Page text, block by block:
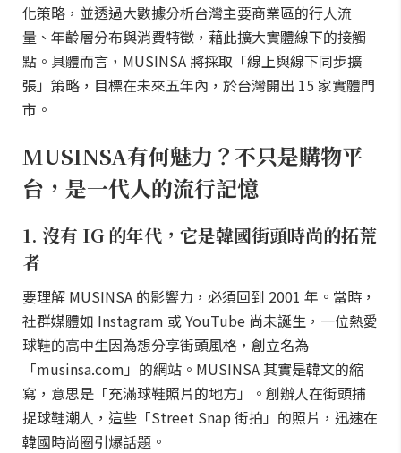
化策略，並透過大數據分析台灣主要商業區的行人流
量、年齡層分布與消費特徵，藉此擴大實體線下的接觸
點。具體而言，MUSINSA 將採取「線上與線下同步擴
張」策略，目標在未來五年內，於台灣開出 15 家實體門
市。
MUSINSA有何魅力？不只是購物平
台，是一代人的流行記憶
1. 沒有 IG 的年代，它是韓國街頭時尚的拓荒
者
要理解 MUSINSA 的影響力，必須回到 2001 年。當時，
社群媒體如 Instagram 或 YouTube 尚未誕生，一位熱愛
球鞋的高中生因為想分享街頭風格，創立名為
「musinsa.com」的網站。MUSINSA 其實是韓文的縮
寫，意思是「充滿球鞋照片的地方」。創辦人在街頭捕
捉球鞋潮人，這些「Street Snap 街拍」的照片，迅速在
韓國時尚圈引爆話題。